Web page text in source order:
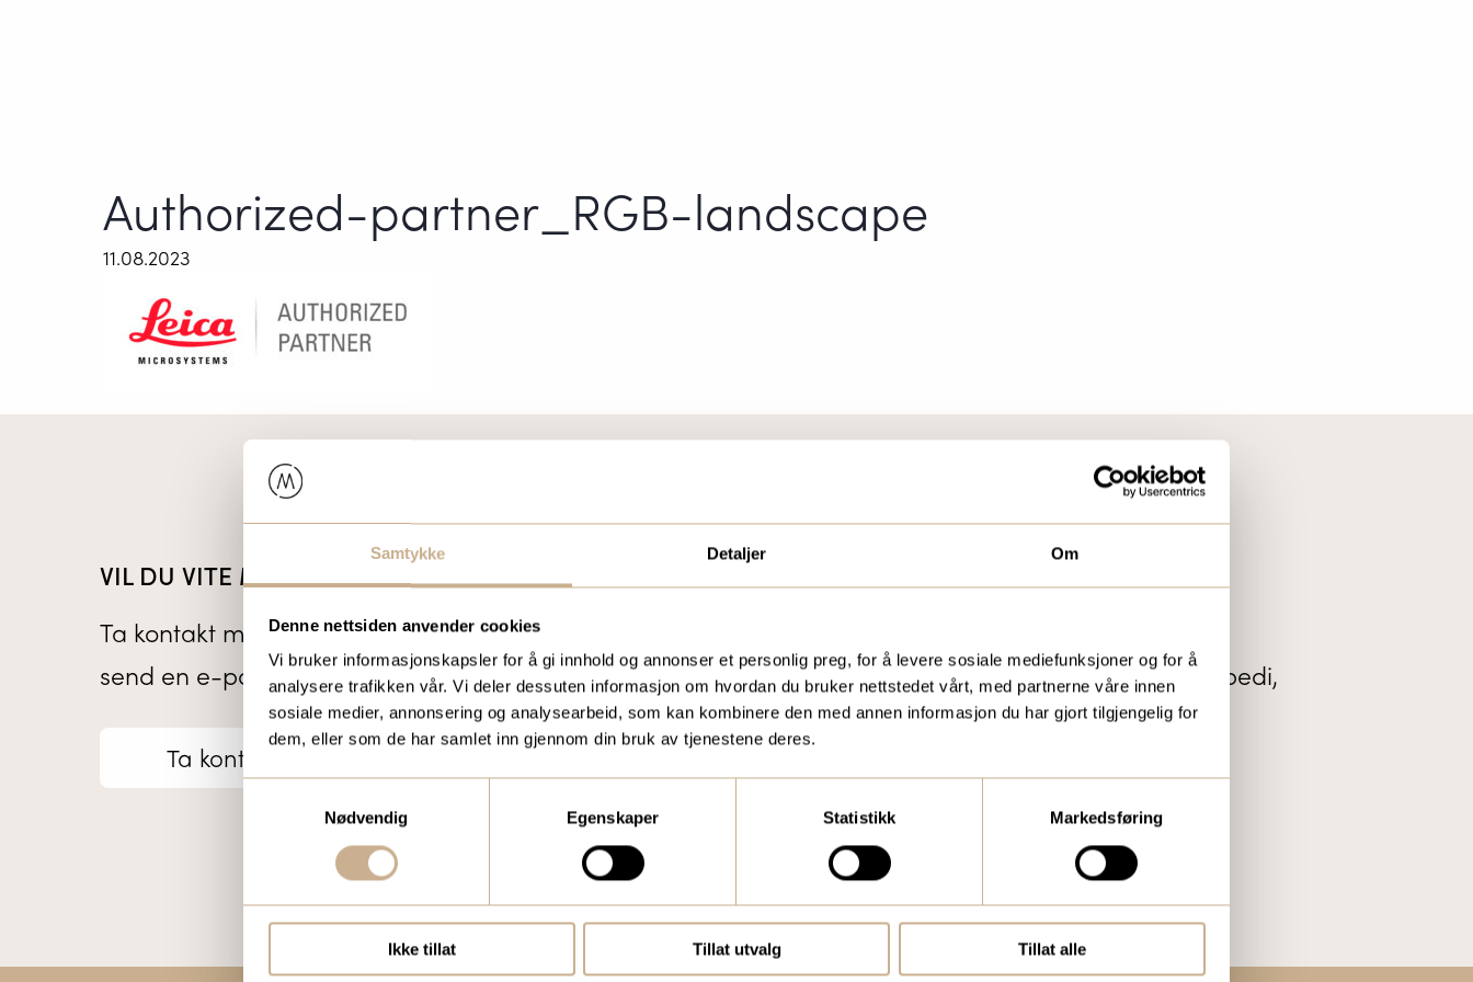
Samtykke Detaljer Om
Denne nettsiden anvender cookies
Vi bruker informasjonskapsler for å gi innhold og annonser et personlig preg, for å levere sosiale mediefunksjoner og for å
analysere trafikken vår. Vi deler dessuten informasjon om hvordan du bruker nettstedet vårt, med partnerne våre innen
sosiale medier, annonsering og analysearbeid, som kan kombinere den med annen informasjon du har gjort tilgjengelig for
dem, eller som de har samlet inn gjennom din bruk av tjenestene deres.
Nødvendig
Egenskaper Statistikk Markedsføring
Ikke tillat Tillat utvalg Tillat alle
Authorized-partner_RGB-landscape
11.08.2023
VIL DU VITE MER OM VÅRE PRODUKTER?
Ta kontakt med en av våre medarbeidere, eller
send en e-post tilortomedic@ortomedic.no
Ta kontakt
BESTILL VÅRT GRATIS KUNDEMAGASIN
kundemagasin med siste nytt innenfor ortopedi,
traume, kirurgi, hospital og mikroskopi.